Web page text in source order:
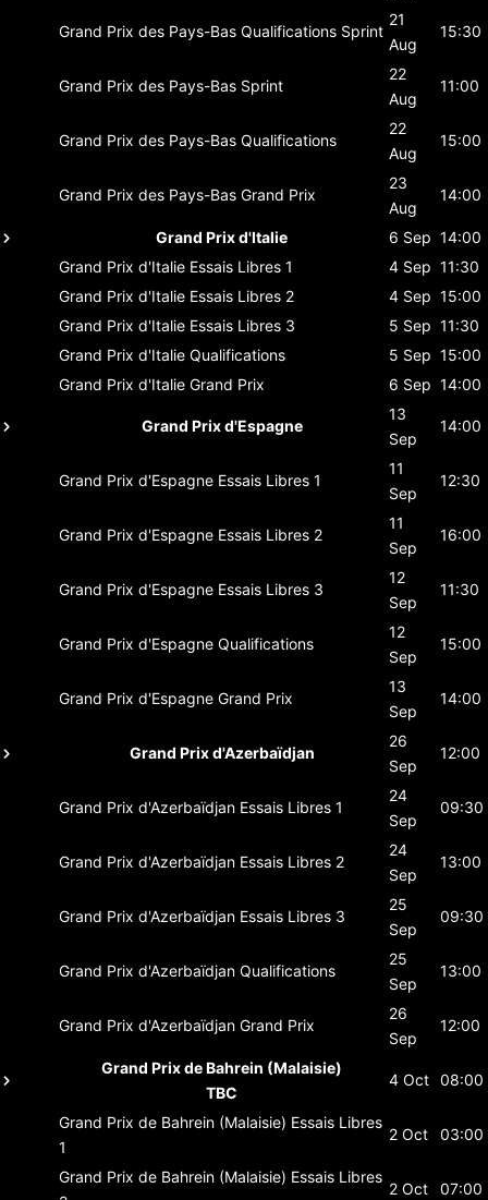
Grand Prix des Pays-Bas Qualifications Sprint
21
Aug
15:30
Grand Prix des Pays-Bas Sprint
22
Aug
11:00
Grand Prix des Pays-Bas Qualifications
22
Aug
15:00
Grand Prix des Pays-Bas Grand Prix
23
Aug
14:00
Grand Prix d'Italie 6 Sep 14:00
Grand Prix d'Italie Essais Libres 1 4 Sep 11:30
Grand Prix d'Italie Essais Libres 2 4 Sep 15:00
Grand Prix d'Italie Essais Libres 3 5 Sep 11:30
Grand Prix d'Italie Qualifications 5 Sep 15:00
Grand Prix d'Italie Grand Prix 6 Sep 14:00
Grand Prix d'Espagne
13
Sep
14:00
Grand Prix d'Espagne Essais Libres 1
11
Sep
12:30
Grand Prix d'Espagne Essais Libres 2
11
Sep
16:00
Grand Prix d'Espagne Essais Libres 3
12
Sep
11:30
Grand Prix d'Espagne Qualifications
12
Sep
15:00
Grand Prix d'Espagne Grand Prix
13
Sep
14:00
Grand Prix d'Azerbaïdjan
26
Sep
12:00
Grand Prix d'Azerbaïdjan Essais Libres 1
24
Sep
09:30
Grand Prix d'Azerbaïdjan Essais Libres 2
24
Sep
13:00
Grand Prix d'Azerbaïdjan Essais Libres 3
25
Sep
09:30
Grand Prix d'Azerbaïdjan Qualifications
25
Sep
13:00
Grand Prix d'Azerbaïdjan Grand Prix
26
Sep
12:00
Grand Prix de Bahrein (Malaisie)
TBC
4 Oct 08:00
Grand Prix de Bahrein (Malaisie) Essais Libres
1
2 Oct 03:00
Grand Prix de Bahrein (Malaisie) Essais Libres
2 Oct 07:00